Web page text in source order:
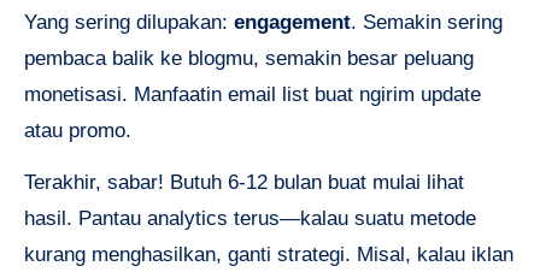
Yang sering dilupakan: engagement. Semakin sering
pembaca balik ke blogmu, semakin besar peluang
monetisasi. Manfaatin email list buat ngirim update
atau promo.
Terakhir, sabar! Butuh 6-12 bulan buat mulai lihat
hasil. Pantau analytics terus—kalau suatu metode
kurang menghasilkan, ganti strategi. Misal, kalau iklan